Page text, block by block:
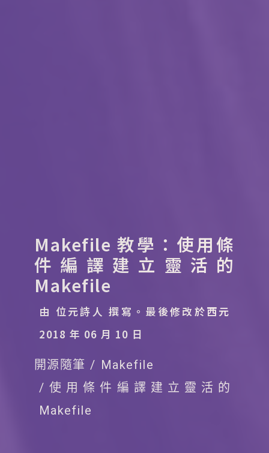
Makefile 教學：使用條
件編譯建立靈活的
Makefile
由 位元詩人 撰寫。 最後修改於西元
2018 年 06 月 10 日
開源隨筆
Makefile
使用條件編譯建立靈活的
Makefile